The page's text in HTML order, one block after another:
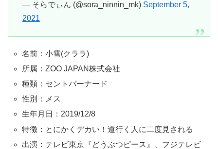
— そらでぃん (@sora_ninnin_mk) September 5,
2021
名前：小雪(クララ)
所属：ZOO JAPAN株式会社
種類：セントバーナード
性別：メス
生年月日：2019/12/8
特徴：とにかくデカい！道行く人に二度見される
出演：テレビ東京『どうぶつピース』、フジテレビ